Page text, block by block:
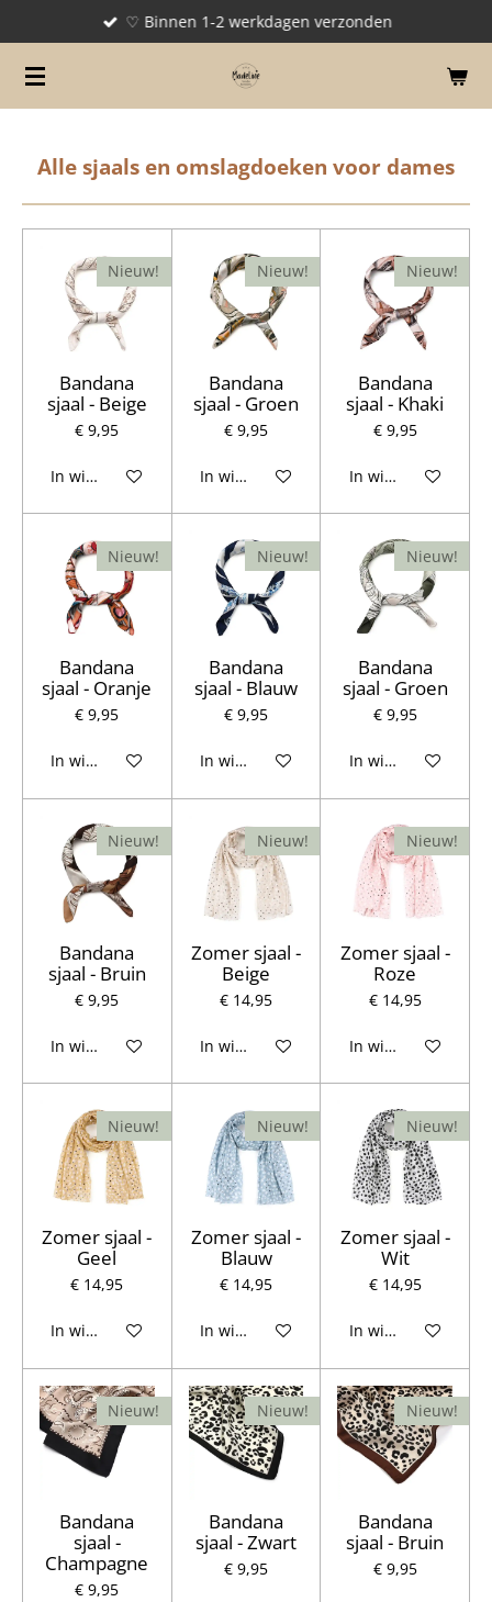
naar
de
♡ Binnen 1-2 werkdagen verzonden
Alle sjaals en omslagdoeken voor dames
Nieuw!
Bandana
sjaal - Beige
€ 9,95
In winkelwagen
Nieuw!
Bandana
sjaal - Groen
€ 9,95
In winkelwagen
Nieuw!
Bandana
sjaal - Khaki
€ 9,95
In winkelwagen
Nieuw!
Bandana
sjaal - Oranje
€ 9,95
In winkelwagen
Nieuw!
Bandana
sjaal - Blauw
€ 9,95
In winkelwagen
Nieuw!
Bandana
sjaal - Groen
€ 9,95
In winkelwagen
Nieuw!
Bandana
sjaal - Bruin
€ 9,95
In winkelwagen
Nieuw!
Zomer sjaal -
Beige
€ 14,95
In winkelwagen
Nieuw!
Zomer sjaal -
Roze
€ 14,95
In winkelwagen
Nieuw!
Zomer sjaal -
Geel
€ 14,95
In winkelwagen
Nieuw!
Zomer sjaal -
Blauw
€ 14,95
In winkelwagen
Nieuw!
Zomer sjaal -
Wit
€ 14,95
In winkelwagen
Nieuw!
Bandana
sjaal -
Champagne
€ 9,95
Nieuw!
Bandana
sjaal - Zwart
€ 9,95
Nieuw!
Bandana
sjaal - Bruin
€ 9,95